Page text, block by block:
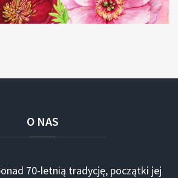
O NAS
70-letnią tradycję, początki jej